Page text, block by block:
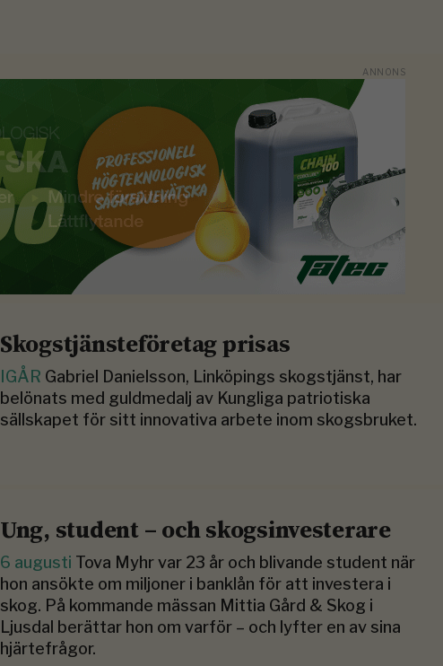
Skogstjänsteföretag prisas
IGÅR Gabriel Danielsson, Linköpings skogstjänst, har
belönats med guldmedalj av Kungliga patriotiska
sällskapet för sitt innovativa arbete inom skogsbruket.
Ung, student – och skogsinvesterare
6 augusti Tova Myhr var 23 år och blivande student när
hon ansökte om miljoner i banklån för att investera i
skog. På kommande mässan Mittia Gård & Skog i
Ljusdal berättar hon om varför – och lyfter en av sina
hjärtefrågor.